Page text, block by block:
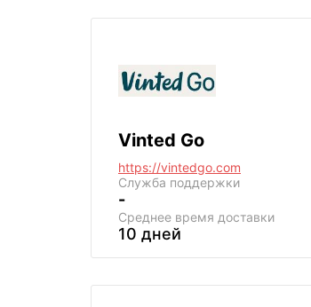
Vinted Go
https://vintedgo.com
Служба поддержки
-
Среднее время доставки
10 дней